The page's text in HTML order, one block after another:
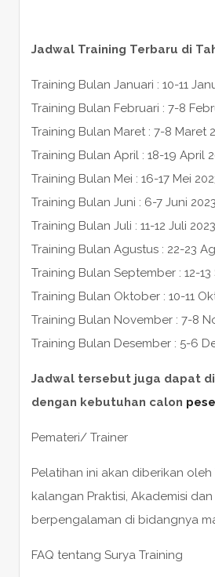
Jadwal Training Terbaru di
Training Bulan Januari : 10-11
Training Bulan Februari : 7-8
Training Bulan Maret : 7-8 Maret
Training Bulan April : 18-19 April
Training Bulan Mei : 16-17 Mei
Training Bulan Juni : 6-7 Juni 2023
Training Bulan Juli : 11-12 Juli 2023
Training Bulan Agustus : 22-23
Training Bulan September : 12-
Training Bulan Oktober : 10-11
Training Bulan November : 7-8
Training Bulan Desember : 5-6
Jadwal tersebut juga dapat
dengan kebutuhan calon
Pemateri/ Trainer
Pelatihan ini akan diberikan oleh
kalangan Praktisi, Akademisi
berpengalaman di bidangnya
FAQ tentang Surya Training